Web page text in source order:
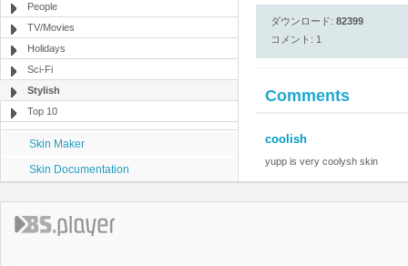
People
TV/Movies
Holidays
Sci-Fi
Stylish
Top 10
Skin Maker
Skin Documentation
ダウンロード: 82399
コメント: 1
Comments
coolish
yupp is very coolysh skin